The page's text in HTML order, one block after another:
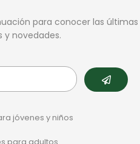
para conocer las últimas
y novedades.
jóvenes y niños